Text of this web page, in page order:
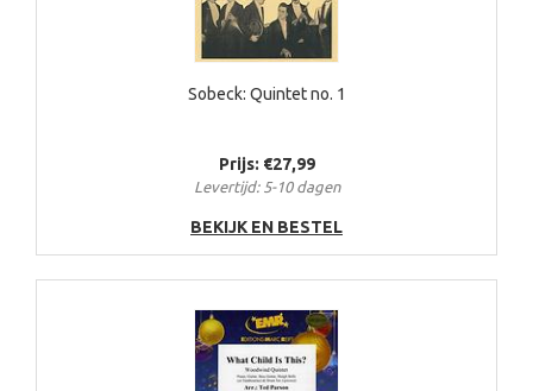
Sobeck: Quintet no. 1
Prijs: €27,99
Levertijd: 5-10 dagen
BEKIJK EN BESTEL